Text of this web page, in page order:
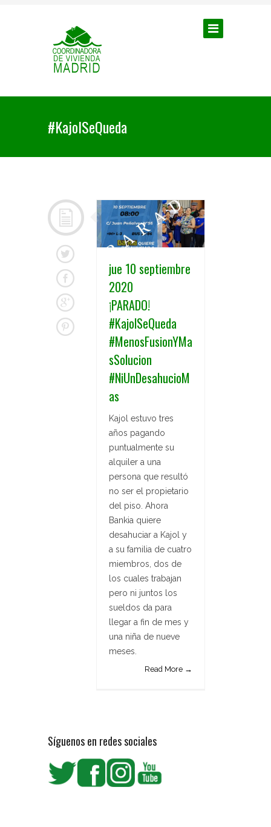
#KajolSeQueda
jue 10 septiembre
2020
¡PARADO!
#KajolSeQueda
#MenosFusionYMa
sSolucion
#NiUnDesahucioM
as
Kajol estuvo tres
años pagando
puntualmente su
alquiler a una
persona que resultó
no ser el propietario
del piso. Ahora
Bankia quiere
desahuciar a Kajol y
a su familia de cuatro
miembros, dos de
los cuales trabajan
pero ni juntos los
sueldos da para
llegar a fin de mes y
una niña de nueve
meses.
Read More →
Síguenos en redes sociales